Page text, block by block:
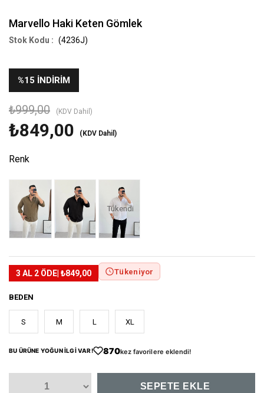
Marvello Haki Keten Gömlek
(4236J)
%15 İNDIRIM
₺999,00 (KDV Dahil)
₺849,00 (KDV Dahil)
Renk
Tükendi
3 AL 2 ÖDE | ₺849,00
BEDEN
S M L XL
Tükeniyor
BU ÜRÜNE YOĞUN İLGİ VAR! 870kez favorilere eklendi!